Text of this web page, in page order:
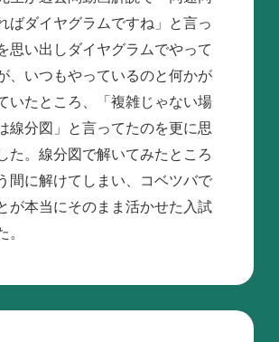
ばダイヤグラムですね」と言っ
思い出しダイヤグラムでやって
、いつもやっているのと何かが
いたところ、「複雑じゃない場
線分図」と言ってたのを更に思
た。線分図で解いてみたところ
間に解けてしまい、コベツバで
が本当にそのまま活かせた入試
。